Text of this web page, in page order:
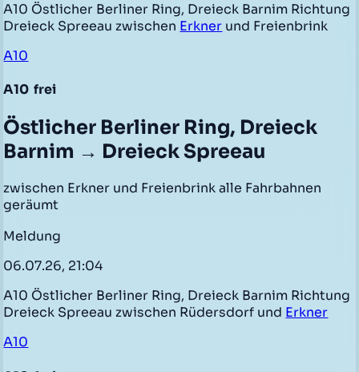
A10 Östlicher Berliner Ring, Dreieck Barnim Richtung
Dreieck Spreeau zwischen Erkner und Freienbrink
A10
A10 frei
Östlicher Berliner Ring, Dreieck
Barnim → Dreieck Spreeau
zwischen Erkner und Freienbrink alle Fahrbahnen
geräumt
Meldung
06.07.26, 21:04
A10 Östlicher Berliner Ring, Dreieck Barnim Richtung
Dreieck Spreeau zwischen Rüdersdorf und Erkner
A10